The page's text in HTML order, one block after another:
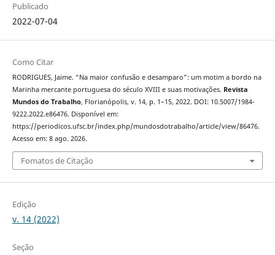
Publicado
2022-07-04
Como Citar
RODRIGUES, Jaime. “Na maior confusão e desamparo": um motim a bordo na
Marinha mercante portuguesa do século XVIII e suas motivações. Revista
Mundos do Trabalho, Florianópolis, v. 14, p. 1–15, 2022. DOI: 10.5007/1984-
9222.2022.e86476. Disponível em:
https://periodicos.ufsc.br/index.php/mundosdotrabalho/article/view/86476.
Acesso em: 8 ago. 2026.
Fomatos de Citação
Edição
v. 14 (2022)
Seção